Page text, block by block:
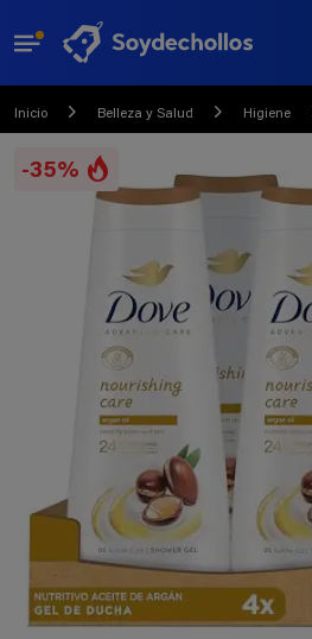
Inicio Belleza y Salud Higiene
-35%